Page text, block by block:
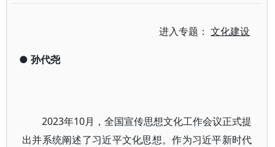
进入专题：文化建设
● 孙代尧
2023年10月，全国宣传思想文化工作会议正式提
出并系统阐述了习近平文化思想。作为习近平新时代